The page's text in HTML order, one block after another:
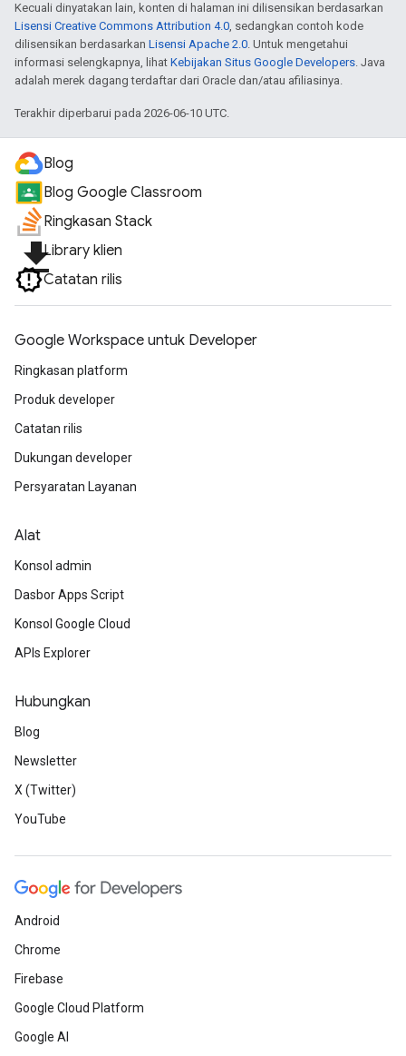
Kecuali dinyatakan lain, konten di halaman ini dilisensikan berdasarkan
Lisensi Creative Commons Attribution 4.0, sedangkan contoh kode
dilisensikan berdasarkan Lisensi Apache 2.0. Untuk mengetahui
informasi selengkapnya, lihat Kebijakan Situs Google Developers. Java
adalah merek dagang terdaftar dari Oracle dan/atau afiliasinya.
Terakhir diperbarui pada 2026-06-10 UTC.
Blog
Blog Google Classroom
Ringkasan Stack
file_downloadLibrary klien
Catatan rilis
Google Workspace untuk Developer
Ringkasan platform
Produk developer
Catatan rilis
Dukungan developer
Persyaratan Layanan
Alat
Konsol admin
Dasbor Apps Script
Konsol Google Cloud
APIs Explorer
Hubungkan
Blog
Newsletter
X (Twitter)
YouTube
Android
Chrome
Firebase
Google Cloud Platform
Google AI